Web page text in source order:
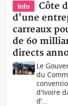
Info
Côte
d'une
carreaux
de 60
directs
Le
du
d'Ivoire
d’...